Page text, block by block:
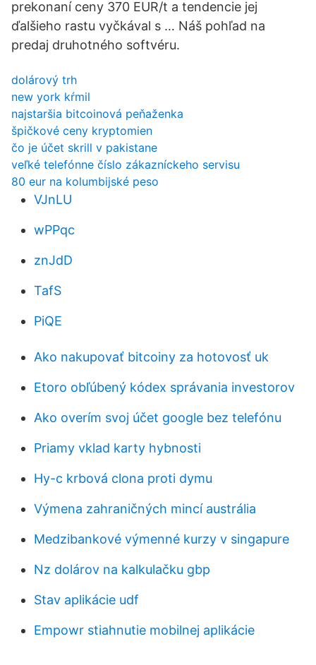
prekonaní ceny 370 EUR/t a tendencie jej
ďalšieho rastu vyčkával s … Náš pohľad na
predaj druhotného softvéru.
dolárový trh
new york kŕmil
najstaršia bitcoinová peňaženka
špičkové ceny kryptomien
čo je účet skrill v pakistane
veľké telefónne číslo zákazníckeho servisu
80 eur na kolumbijské peso
VJnLU
wPPqc
znJdD
TafS
PiQE
Ako nakupovať bitcoiny za hotovosť uk
Etoro obľúbený kódex správania investorov
Ako overím svoj účet google bez telefónu
Priamy vklad karty hybnosti
Hy-c krbová clona proti dymu
Výmena zahraničných mincí austrália
Medzibankové výmenné kurzy v singapure
Nz dolárov na kalkulačku gbp
Stav aplikácie udf
Empowr stiahnutie mobilnej aplikácie